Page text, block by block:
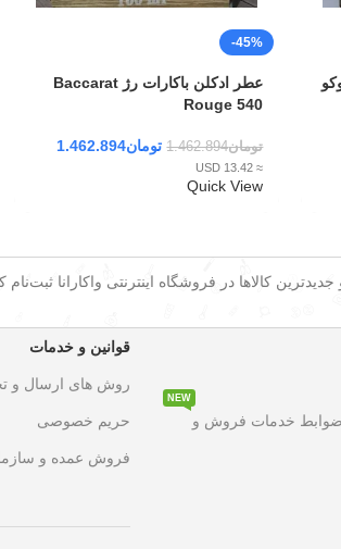
-45%
عطر ادکلن باکارات رژ Baccarat
Rouge 540
تومان1.462.894 تومان1.462.894
≈ 13.42 USD
Quick View
کالاها در فروشگاه اینترنتی واکارانا ثبت‌نام
ضوابط خدمات فروش و
NEW
قوانین و خدمات
روش های ارسال و
حریم خصوصی
فروش عمده و
به مدت محدود روی تمامی